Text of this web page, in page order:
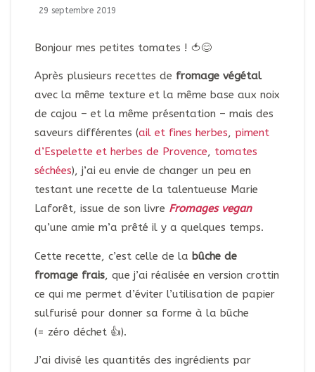
29 septembre 2019
Bonjour mes petites tomates ! 🍅😊
Après plusieurs recettes de fromage végétal
avec la même texture et la même base aux noix
de cajou – et la même présentation – mais des
saveurs différentes (ail et fines herbes, piment
d’Espelette et herbes de Provence, tomates
séchées), j’ai eu envie de changer un peu en
testant une recette de la talentueuse Marie
Laforêt, issue de son livre Fromages vegan
qu’une amie m’a prêté il y a quelques temps.
Cette recette, c’est celle de la bûche de
fromage frais, que j’ai réalisée en version crottin
ce qui me permet d’éviter l’utilisation de papier
sulfurisé pour donner sa forme à la bûche
(= zéro déchet 👍).
J’ai divisé les quantités des ingrédients par